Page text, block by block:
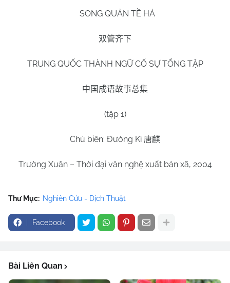
SONG QUẢN TỀ HÁ
双管齐下
TRUNG QUỐC THÀNH NGỮ CỐ SỰ TỔNG TẬP
中国成语故事总集
(tập 1)
Chủ biên: Đường Kì 唐麒
Trường Xuân – Thời đại văn nghệ xuất bản xã, 2004
Thư Mục: Nghiên Cứu - Dịch Thuật
Facebook
Bài Liên Quan